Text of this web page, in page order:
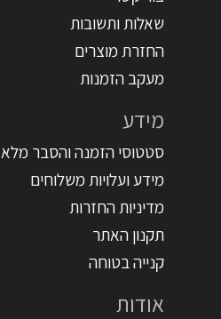
שאלות ותשובות
החזרת מוצרים
מעקב הזמנות
מידע
סטטוסי הזמנה והסבר מלא
מידע ועלויות משלוחים
מדיניות החזרות
תקנון האתר
קנייה בטוחה
אודות